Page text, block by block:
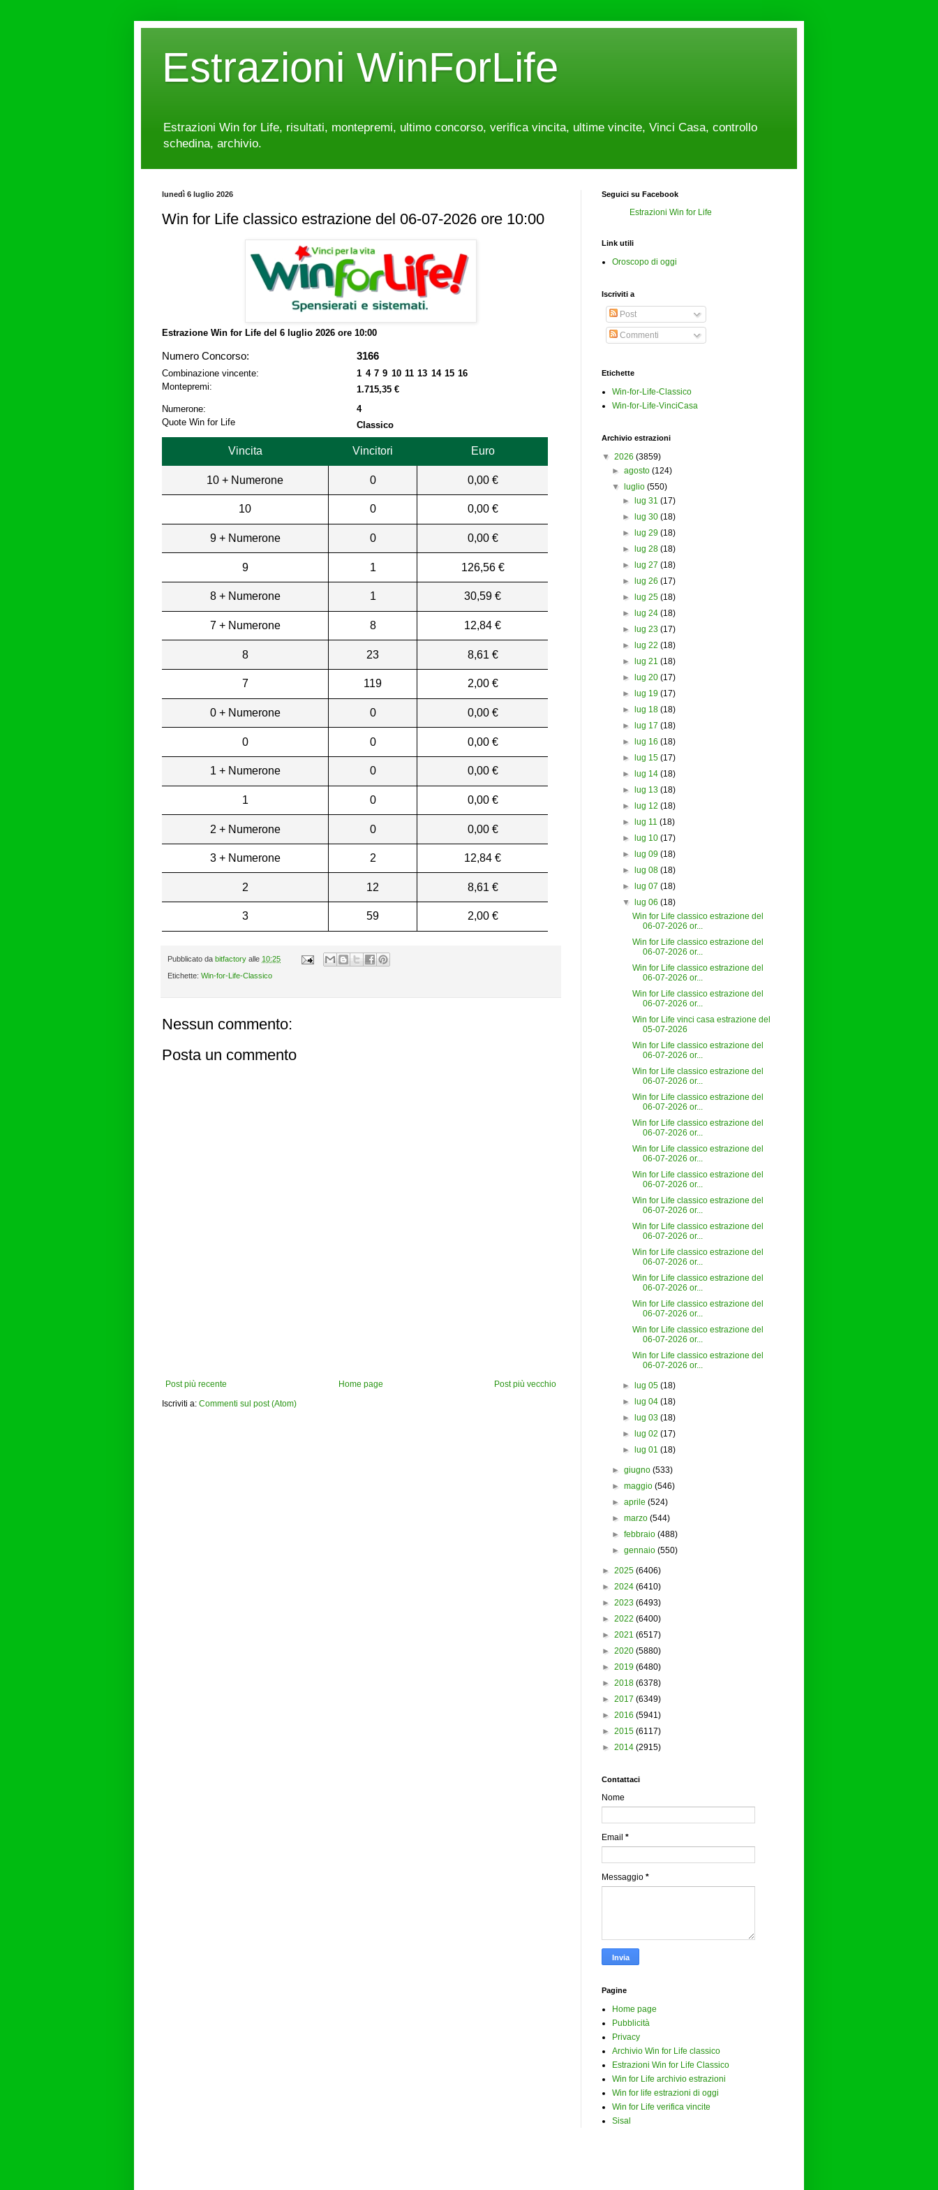
Estrazioni WinForLife
Estrazioni Win for Life, risultati, montepremi, ultimo concorso, verifica vincita, ultime vincite, Vinci Casa, controllo
schedina, archivio.
lunedì 6 luglio 2026
Win for Life classico estrazione del 06-07-2026 ore 10:00
Estrazione Win for Life del 6 luglio 2026 ore 10:00
Numero Concorso: 3166
Combinazione vincente:
1 4 7 9 10 11 13 14 15 16
Montepremi:
1.715,35 €
Numerone:
4
Quote Win for Life
Classico
Vincita Vincitori Euro
10 + Numerone 0 0,00 €
10 0 0,00 €
9 + Numerone 0 0,00 €
9 1 126,56 €
8 + Numerone 1 30,59 €
7 + Numerone 8 12,84 €
8 23 8,61 €
7 119 2,00 €
0 + Numerone 0 0,00 €
0 0 0,00 €
1 + Numerone 0 0,00 €
1 0 0,00 €
2 + Numerone 0 0,00 €
3 + Numerone 2 12,84 €
2 12 8,61 €
3 59 2,00 €
Pubblicato da bitfactory alle 10:25
Etichette: Win-for-Life-Classico
Nessun commento:
Posta un commento
Post più recente Post più vecchio
Home page
Iscriviti a: Commenti sul post (Atom)
Seguici su Facebook
Estrazioni Win for Life
Link utili
Oroscopo di oggi
Iscriviti a
Post
Commenti
Etichette
Win-for-Life-Classico
Win-for-Life-VinciCasa
Archivio estrazioni
▼ 2026 (3859)
►agosto (124)
▼
luglio (550)
►
lug 31 (17)
►
lug 30 (18)
►
lug 29 (18)
►
lug 28 (18)
►
lug 27 (18)
►
lug 26 (17)
►
lug 25 (18)
►
lug 24 (18)
►
lug 23 (17)
►
lug 22 (18)
►
lug 21 (18)
►
lug 20 (17)
►
lug 19 (17)
►
lug 18 (18)
►
lug 17 (18)
►
lug 16 (18)
►
lug 15 (17)
►
lug 14 (18)
►
lug 13 (18)
►
lug 12 (18)
►
lug 11 (18)
►
lug 10 (17)
►
lug 09 (18)
►
lug 08 (18)
►
lug 07 (18)
▼
lug 06 (18)
Win for Life classico estrazione del
06-07-2026 or...
Win for Life classico estrazione del
06-07-2026 or...
Win for Life classico estrazione del
06-07-2026 or...
Win for Life classico estrazione del
06-07-2026 or...
Win for Life vinci casa estrazione del
05-07-2026
Win for Life classico estrazione del
06-07-2026 or...
Win for Life classico estrazione del
06-07-2026 or...
Win for Life classico estrazione del
06-07-2026 or...
Win for Life classico estrazione del
06-07-2026 or...
Win for Life classico estrazione del
06-07-2026 or...
Win for Life classico estrazione del
06-07-2026 or...
Win for Life classico estrazione del
06-07-2026 or...
Win for Life classico estrazione del
06-07-2026 or...
Win for Life classico estrazione del
06-07-2026 or...
Win for Life classico estrazione del
06-07-2026 or...
Win for Life classico estrazione del
06-07-2026 or...
Win for Life classico estrazione del
06-07-2026 or...
Win for Life classico estrazione del
06-07-2026 or...
► lug 05 (18)
►
lug 04 (18)
►
lug 03 (18)
►
lug 02 (17)
►
lug 01 (18)
►giugno (533)
►maggio (546)
►aprile (524)
►marzo (544)
►febbraio (488)
►gennaio (550)
► 2025 (6406)
► 2024 (6410)
► 2023 (6493)
► 2022 (6400)
► 2021 (6517)
► 2020 (5880)
► 2019 (6480)
► 2018 (6378)
► 2017 (6349)
► 2016 (5941)
► 2015 (6117)
► 2014 (2915)
Contattaci
Nome
Email *
Messaggio *
Pagine
Home page
Pubblicità
Privacy
Archivio Win for Life classico
Estrazioni Win for Life Classico
Win for Life archivio estrazioni
Win for life estrazioni di oggi
Win for Life verifica vincite
Sisal